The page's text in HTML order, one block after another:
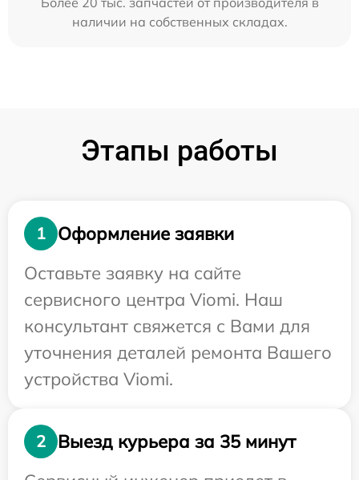
наличии на собственных складах.
Этапы работы
1
Оформление заявки
Оставьте заявку на сайте
сервисного центра Viomi. Наш
консультант свяжется с Вами для
уточнения деталей ремонта Вашего
устройства Viomi.
2
Выезд курьера за 35 минут